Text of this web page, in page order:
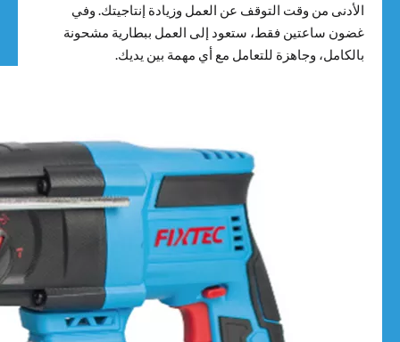
الأدنى من وقت التوقف عن العمل وزيادة إنتاجيتك. وفي
غضون ساعتين فقط، ستعود إلى العمل ببطارية مشحونة
بالكامل، وجاهزة للتعامل مع أي مهمة بين يديك.